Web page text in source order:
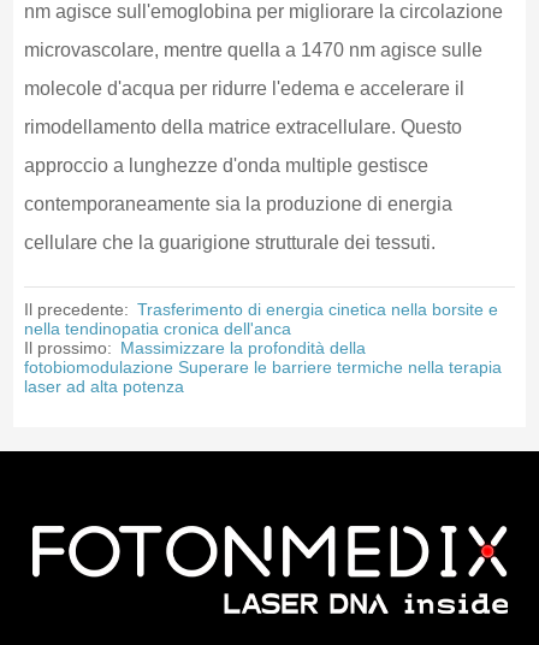
nm agisce sull'emoglobina per migliorare la circolazione
microvascolare, mentre quella a 1470 nm agisce sulle
molecole d'acqua per ridurre l'edema e accelerare il
rimodellamento della matrice extracellulare. Questo
approccio a lunghezze d'onda multiple gestisce
contemporaneamente sia la produzione di energia
cellulare che la guarigione strutturale dei tessuti.
Il precedente: Trasferimento di energia cinetica nella borsite e
nella tendinopatia cronica dell'anca
Il prossimo: Massimizzare la profondità della
fotobiomodulazione Superare le barriere termiche nella terapia
laser ad alta potenza